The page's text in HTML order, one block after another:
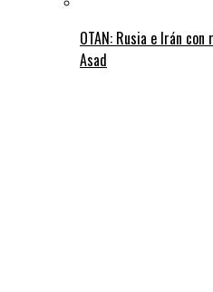
OTAN: Rusia e Irán
Asad